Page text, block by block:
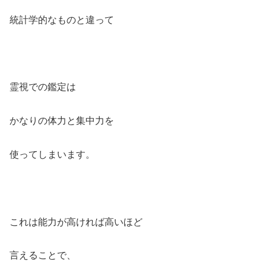
統計学的なものと違って
霊視での鑑定は
かなりの体力と集中力を
使ってしまいます。
これは能力が高ければ高いほど
言えることで、